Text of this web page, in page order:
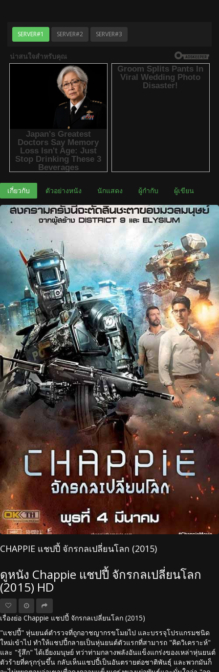
SERVER#1 SERVER#2 SERVER#3
เกี่ยวกับ ตัวอย่างหนัง นักแสดง ผู้กำกับ ผู้เขียน
CHAPPIE แชปปี้ จักรกลเปลี่ยนโลก (2015)
ดูหนัง Chappie แชปปี้ จักรกลเปลี่ยนโลก
(2015) HD
เรื่องย่อ Chappie แชปปี้ จักรกลเปลี่ยนโลก (2015)
"แชปปี้" หุ่นยนต์ตำรวจที่ถูกอาชญากรขโมยไป และบรรจุโปรแกรมชนิด
ใหม่เข้าไป ทำให้แชปปี้กลายเป็นหุ่นยนต์ตัวแรกที่สามารถ "คิดวิเคราะห์"
และ "รู้สึก" ได้เยี่ยงมนุษย์ ทว่าท่ามกลางพลังอันแข็งแกร่งของเหล่าหุ่นยนต์
ตัวร้ายที่ครุกรุ่นขึ้น กลับเห็นแชปปี้เป็นอันตรายต่อชาติพันธุ์ และพวกมันก็